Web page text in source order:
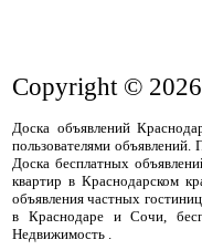
Copyright © 2026
Доска объявлений
пользователями
Доска бесплатных
квартир в Краснодарском
объявления частных
в Краснодаре и Сочи,
Недвижимость .